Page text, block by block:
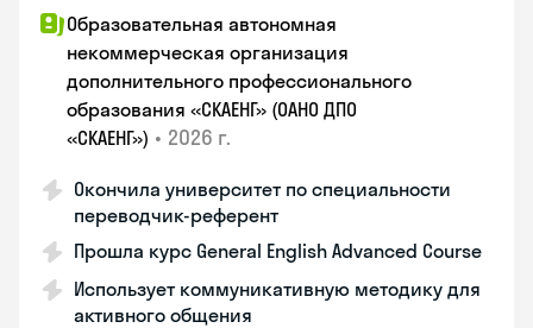
Образовательная автономная
некоммерческая организация
дополнительного профессионального
образования «СКАЕНГ» (ОАНО ДПО
«СКАЕНГ») • 2026 г.
Окончила университет по специальности
переводчик-референт
Прошла курс General English Advanced Course
Использует коммуникативную методику для
активного общения